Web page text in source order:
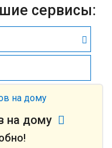
сервисы:
на дому